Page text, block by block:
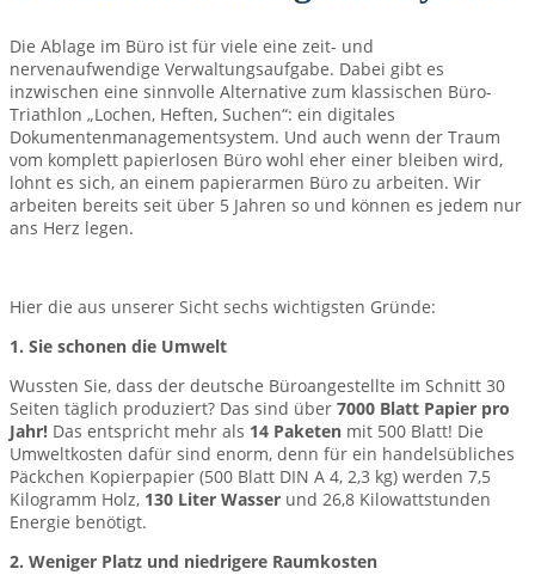
Die Ablage im Büro ist für viele eine zeit- und
nervenaufwendige Verwaltungsaufgabe. Dabei gibt es
inzwischen eine sinnvolle Alternative zum klassischen Büro-
Triathlon „Lochen, Heften, Suchen“: ein digitales
Dokumentenmanagementsystem. Und auch wenn der Traum
vom komplett papierlosen Büro wohl eher einer bleiben wird,
lohnt es sich, an einem papierarmen Büro zu arbeiten. Wir
arbeiten bereits seit über 5 Jahren so und können es jedem nur
ans Herz legen.
Hier die aus unserer Sicht sechs wichtigsten Gründe:
1. Sie schonen die Umwelt
Wussten Sie, dass der deutsche Büroangestellte im Schnitt 30
Seiten täglich produziert? Das sind über 7000 Blatt Papier pro
Jahr! Das entspricht mehr als 14 Paketen mit 500 Blatt! Die
Umweltkosten dafür sind enorm, denn für ein handelsübliches
Päckchen Kopierpapier (500 Blatt DIN A 4, 2,3 kg) werden 7,5
Kilogramm Holz, 130 Liter Wasser und 26,8 Kilowattstunden
Energie benötigt.
2. Weniger Platz und niedrigere Raumkosten